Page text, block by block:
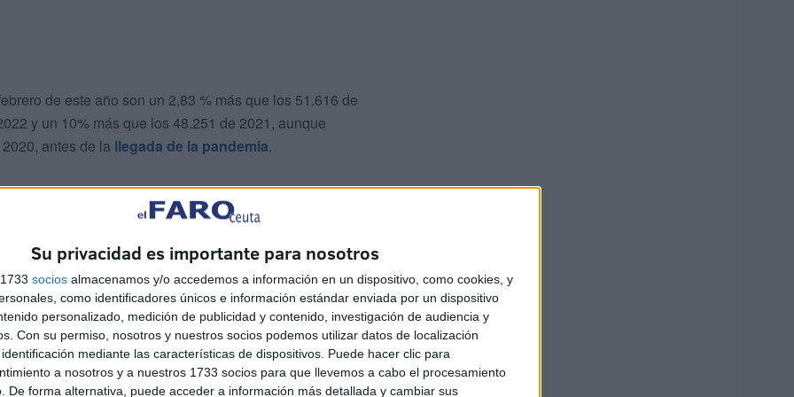
Su privacidad es importante para nosotros
socios almacenamos y/o accedemos a información en un dispositivo, como cookies, y
como identificadores únicos e información estándar enviada por un dispositivo
personalizado, medición de publicidad y contenido, investigación de audiencia y
Con su permiso, nosotros y nuestros socios podemos utilizar datos de localización
mediante las características de dispositivos. Puede hacer clic para
a nosotros y a nuestros 1733 socios para que llevemos a cabo el procesamiento
De forma alternativa, puede acceder a información más detallada y cambiar sus
de este año son un 2,83 % más que los 51.616 de
y un 10% más que los 48.251 de 2021, aunque
antes de la llegada de la pandemia.
29 días por ser año bisiesto, los 884 niños y niñas
fueron un 0,78 % menos que los 891 de enero y
para caer posteriormente en 2023 antes del